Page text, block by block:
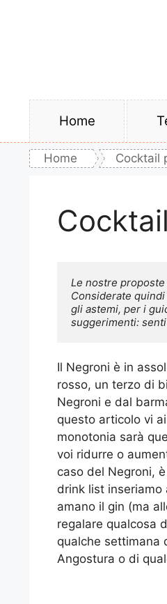
Home
Home Cocktail
Le nostre
Considerate
gli astemi, per i
suggerimenti:
Il Negroni è in
rosso, un terzo di
Negroni e dal
questo articolo vi
monotonia sarà
voi ridurre o
caso del Negroni,
drink list inseriamo
amano il gin (ma
regalare qualcosa
qualche settimana
Angostura o di